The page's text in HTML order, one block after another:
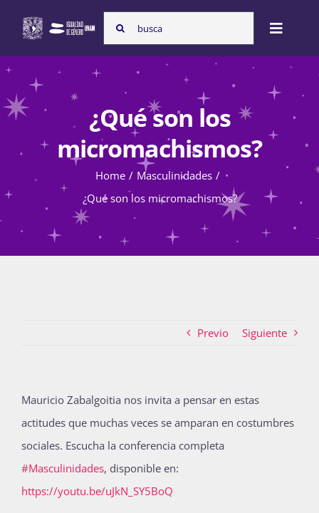
content
Search
for:
Toggle
Nosotras
Programas
Atención de la violencia de género
La Boletina
Blog
¿Qué son los
micromachismos?
Home
Masculinidades
¿Qué son los micromachismos?
Previo Siguiente
Mauricio Zabalgoitia nos invita a pensar en estas
actitudes que muchas veces se amparan en costumbres
sociales. Escucha la conferencia completa
#Masculinidades, disponible en:
https://youtu.be/uJkN_SY5BoQ